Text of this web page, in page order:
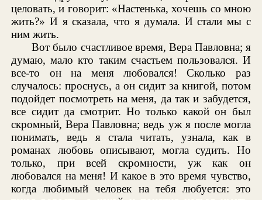
целовать, и говорит: «Настенька, хочешь со мною
жить?» И я сказала, что я думала. И стали мы с
ним жить.
Вот было счастливое время, Вера Павловна; я
думаю, мало кто таким счастьем пользовался. И
все-то он на меня любовался! Сколько раз
случалось: проснусь, а он сидит за книгой, потом
подойдет посмотреть на меня, да так и забудется,
все сидит да смотрит. Но только какой он был
скромный, Вера Павловна; ведь уж я после могла
понимать, ведь я стала читать, узнала, как в
романах любовь описывают, могла судить. Но
только, при всей скромности, уж как он
любовался на меня! И какое в это время чувство,
когда любимый человек на тебя любуется: это